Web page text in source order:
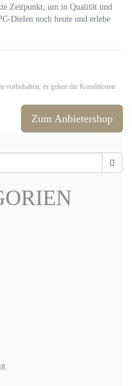
Zeitpunkt, um in Qualität und
Dielen noch heute und erlebe
vorbehalten, es gelten die Konditionen
Zum Anbietershop